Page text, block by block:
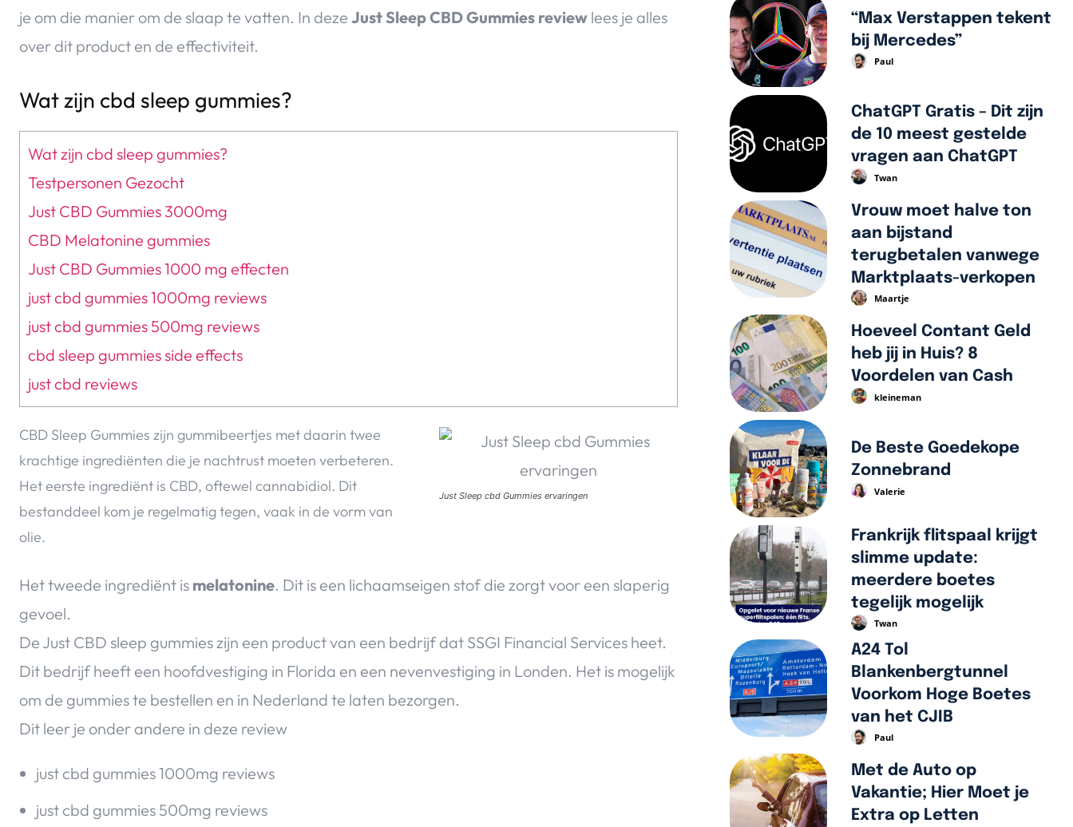
je om die manier om de slaap te vatten. In deze Just Sleep CBD Gummies review lees je alles
over dit product en de effectiviteit.
Wat zijn cbd sleep gummies?
Wat zijn cbd sleep gummies?
Testpersonen Gezocht
Just CBD Gummies 3000mg
CBD Melatonine gummies
Just CBD Gummies 1000 mg effecten
just cbd gummies 1000mg reviews
just cbd gummies 500mg reviews
cbd sleep gummies side effects
just cbd reviews
Just Sleep cbd Gummies ervaringen
CBD Sleep Gummies zijn gummibeertjes met daarin twee
krachtige ingrediënten die je nachtrust moeten verbeteren.
Het eerste ingrediënt is CBD, oftewel cannabidiol. Dit
bestanddeel kom je regelmatig tegen, vaak in de vorm van
olie.
Het tweede ingrediënt is melatonine. Dit is een lichaamseigen stof die zorgt voor een slaperig
gevoel.
De Just CBD sleep gummies zijn een product van een bedrijf dat SSGI Financial Services heet.
Dit bedrijf heeft een hoofdvestiging in Florida en een nevenvestiging in Londen. Het is mogelijk
om de gummies te bestellen en in Nederland te laten bezorgen.
Dit leer je onder andere in deze review
just cbd gummies 1000mg reviews
just cbd gummies 500mg reviews
“Max Verstappen tekent
bij Mercedes”
Paul
ChatGPT Gratis – Dit zijn
de 10 meest gestelde
vragen aan ChatGPT
Twan
Vrouw moet halve ton
aan bijstand
terugbetalen vanwege
Marktplaats-verkopen
Maartje
Hoeveel Contant Geld
heb jij in Huis? 8
Voordelen van Cash
kleineman
De Beste Goedekope
Zonnebrand
Valerie
Frankrijk flitspaal krijgt
slimme update:
meerdere boetes
tegelijk mogelijk
Twan
A24 Tol
Blankenbergtunnel
Voorkom Hoge Boetes
van het CJIB
Paul
Met de Auto op
Vakantie; Hier Moet je
Extra op Letten